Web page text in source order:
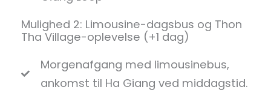
Mulighed 2: Limousine-dagsbus og Thon
Tha Village-oplevelse (+1 dag)
Morgenafgang med limousinebus,
ankomst til Ha Giang ved middagstid.